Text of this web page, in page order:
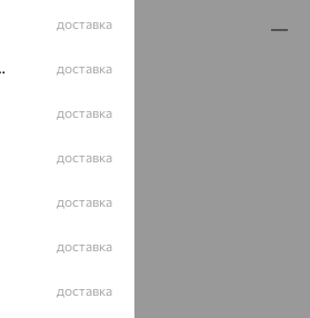
элемента
доставка
край доставка
доставка
доставка
доставка
доставка
доставка